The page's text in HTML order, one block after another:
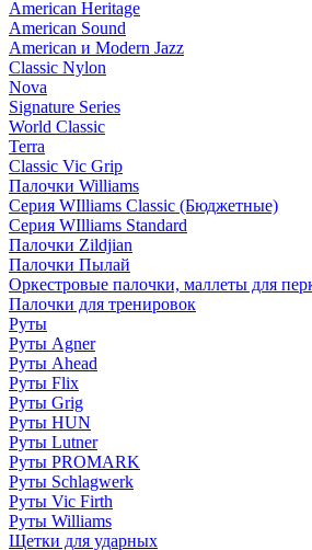
American Heritage
American Sound
American и Modern Jazz
Classic Nylon
Nova
Signature Series
World Classic
Terra
Classic Vic Grip
Палочки Williams
Серия WIlliams Classic (Бюджетные)
Серия WIlliams Standard
Палочки Zildjian
Палочки Пылай
Оркестровые палочки, маллеты для
Палочки для тренировок
Руты
Руты Agner
Руты Ahead
Руты Flix
Руты Grig
Руты HUN
Руты Lutner
Руты PROMARK
Руты Schlagwerk
Руты Vic Firth
Руты Williams
Щетки для ударных